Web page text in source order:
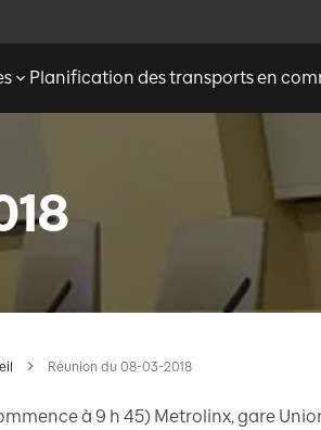
Planification des transports en
Réunion du 08-03-2018
à 9 h 45) Metrolinx, gare